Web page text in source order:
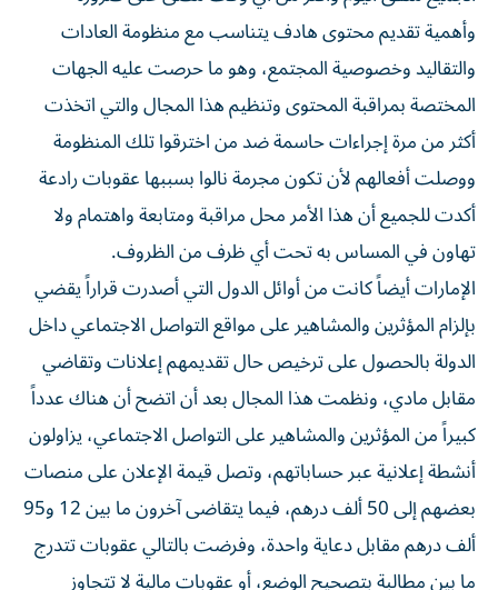
وأهمية تقديم محتوى هادف يتناسب مع منظومة العادات
والتقاليد وخصوصية المجتمع، وهو ما حرصت عليه الجهات
المختصة بمراقبة المحتوى وتنظيم هذا المجال والتي اتخذت
أكثر من مرة إجراءات حاسمة ضد من اخترقوا تلك المنظومة
ووصلت أفعالهم لأن تكون مجرمة نالوا بسببها عقوبات رادعة
أكدت للجميع أن هذا الأمر محل مراقبة ومتابعة واهتمام ولا
تهاون في المساس به تحت أي ظرف من الظروف.
الإمارات أيضاً كانت من أوائل الدول التي أصدرت قراراً يقضي
بإلزام المؤثرين والمشاهير على مواقع التواصل الاجتماعي داخل
الدولة بالحصول على ترخيص حال تقديمهم إعلانات وتقاضي
مقابل مادي، ونظمت هذا المجال بعد أن اتضح أن هناك عدداً
كبيراً من المؤثرين والمشاهير على التواصل الاجتماعي، يزاولون
أنشطة إعلانية عبر حساباتهم، وتصل قيمة الإعلان على منصات
بعضهم إلى 50 ألف درهم، فيما يتقاضى آخرون ما بين 12 و95
ألف درهم مقابل دعاية واحدة، وفرضت بالتالي عقوبات تتدرج